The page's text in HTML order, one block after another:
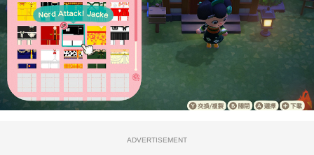
ADVERTISEMENT